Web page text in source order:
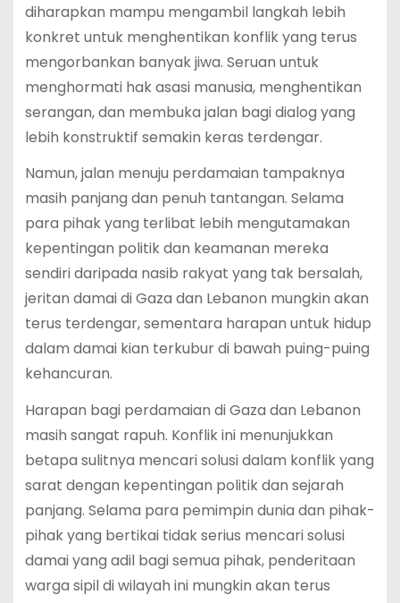
diharapkan mampu mengambil langkah lebih
konkret untuk menghentikan konflik yang terus
mengorbankan banyak jiwa. Seruan untuk
menghormati hak asasi manusia, menghentikan
serangan, dan membuka jalan bagi dialog yang
lebih konstruktif semakin keras terdengar.
Namun, jalan menuju perdamaian tampaknya
masih panjang dan penuh tantangan. Selama
para pihak yang terlibat lebih mengutamakan
kepentingan politik dan keamanan mereka
sendiri daripada nasib rakyat yang tak bersalah,
jeritan damai di Gaza dan Lebanon mungkin akan
terus terdengar, sementara harapan untuk hidup
dalam damai kian terkubur di bawah puing-puing
kehancuran.
Harapan bagi perdamaian di Gaza dan Lebanon
masih sangat rapuh. Konflik ini menunjukkan
betapa sulitnya mencari solusi dalam konflik yang
sarat dengan kepentingan politik dan sejarah
panjang. Selama para pemimpin dunia dan pihak-
pihak yang bertikai tidak serius mencari solusi
damai yang adil bagi semua pihak, penderitaan
warga sipil di wilayah ini mungkin akan terus